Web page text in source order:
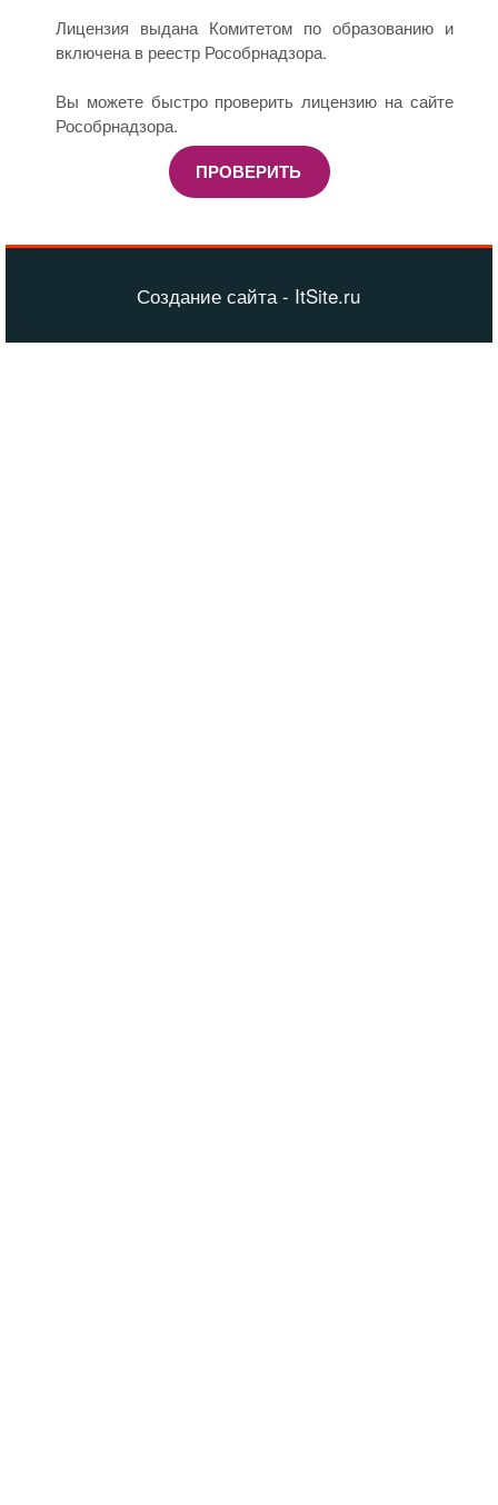
Лицензия выдана Комитетом по образованию и
включена в реестр Рособрнадзора.
Вы можете быстро проверить лицензию на сайте
Рособрнадзора.
ПРОВЕРИТЬ
Создание сайта - ItSite.ru